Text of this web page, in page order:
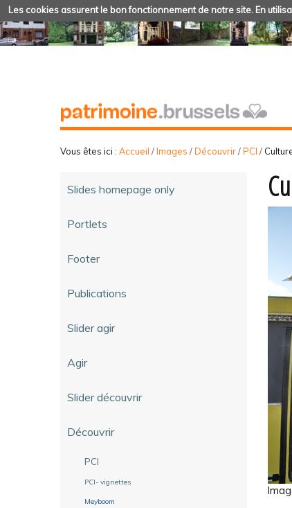
Les cookies assurent le bon fonctionnement de notre site. En
Vous êtes ici : Accueil /Images /Découvrir/PCI /
Slides homepage only
Portlets
Footer
Publications
Slider agir
Agir
Slider découvrir
Découvrir
PCI
PCI- vignettes
Meyboom